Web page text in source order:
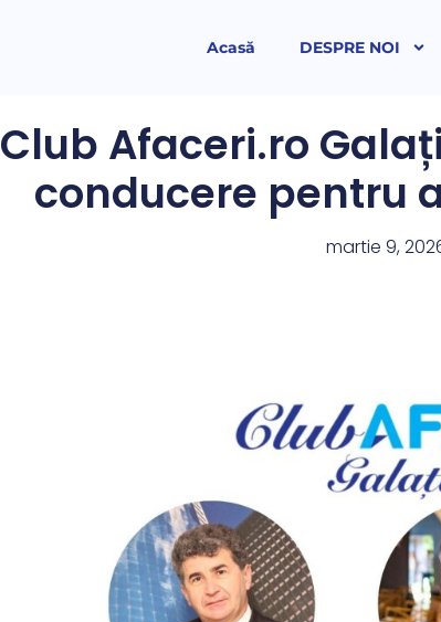
Acasă DESPRE NOI
Club Afaceri.ro
conducere pentru
martie 9,